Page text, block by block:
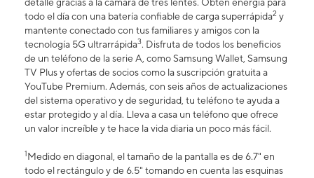
detalle gracias a la cámara de tres lentes. Obtén energía para
todo el día con una batería confiable de carga superrápida2 y
mantente conectado con tus familiares y amigos con la
tecnología 5G ultrarrápida3. Disfruta de todos los beneficios
de un teléfono de la serie A, como Samsung Wallet, Samsung
TV Plus y ofertas de socios como la suscripción gratuita a
YouTube Premium. Además, con seis años de actualizaciones
del sistema operativo y de seguridad, tu teléfono te ayuda a
estar protegido y al día. Lleva a casa un teléfono que ofrece
un valor increíble y te hace la vida diaria un poco más fácil.
1Medido en diagonal, el tamaño de la pantalla es de 6.7" en
todo el rectángulo y de 6.5" tomando en cuenta las esquinas